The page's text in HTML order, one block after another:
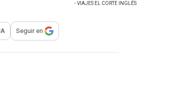
- VIAJES EL CORTE INGLÉS
para compartir
Seguir en